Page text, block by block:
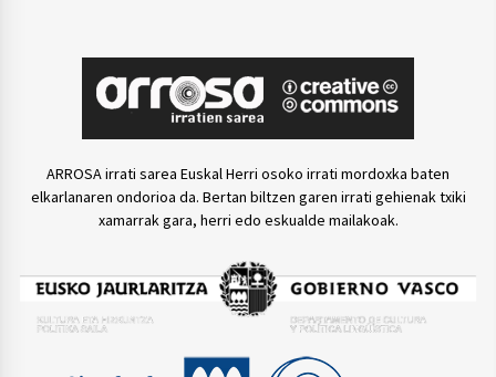
ARROSA irrati sarea Euskal Herri osoko irrati mordoxka baten
elkarlanaren ondorioa da. Bertan biltzen garen irrati gehienak txiki
xamarrak gara, herri edo eskualde mailakoak.